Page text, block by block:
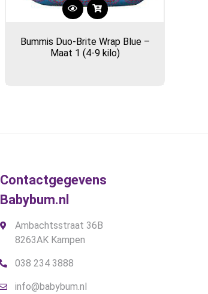
Bummis Duo-Brite Wrap Blue –
Maat 1 (4-9 kilo)
Contactgegevens
Babybum.nl
Ambachtsstraat 36B
8263AK Kampen
038 234 3888
info@babybum.nl